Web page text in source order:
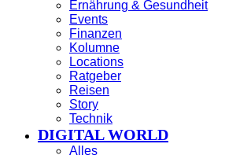
Ernährung & Gesundheit
Events
Finanzen
Kolumne
Locations
Ratgeber
Reisen
Story
Technik
DIGITAL WORLD
Alles